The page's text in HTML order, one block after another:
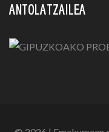
ANTOLATZAILEA